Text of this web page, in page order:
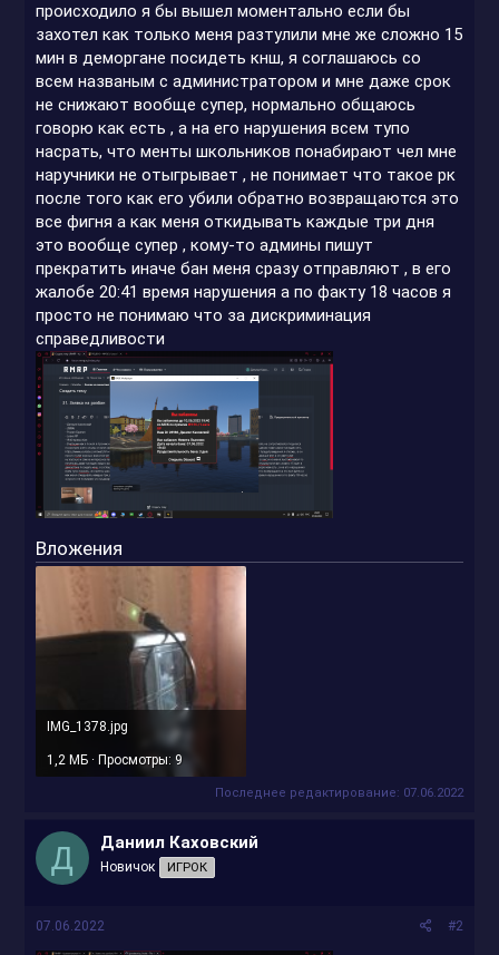
происходило я бы вышел моментально если бы
захотел как только меня разтулили мне же сложно 15
мин в деморгане посидеть кнш, я соглашаюсь со
всем названым с администратором и мне даже срок
не снижают вообще супер, нормально общаюсь
говорю как есть , а на его нарушения всем тупо
насрать, что менты школьников понабирают чел мне
наручники не отыгрывает , не понимает что такое рк
после того как его убили обратно возвращаются это
все фигня а как меня откидывать каждые три дня
это вообще супер , кому-то админы пишут
прекратить иначе бан меня сразу отправляют , в его
жалобе 20:41 время нарушения а по факту 18 часов я
просто не понимаю что за дискриминация
справедливости
Вложения
IMG_1378.jpg
1,2 МБ · Просмотры: 9
Последнее редактирование: 07.06.2022
Д Даниил Каховский
Новичок ИГРОК
07.06.2022 #2